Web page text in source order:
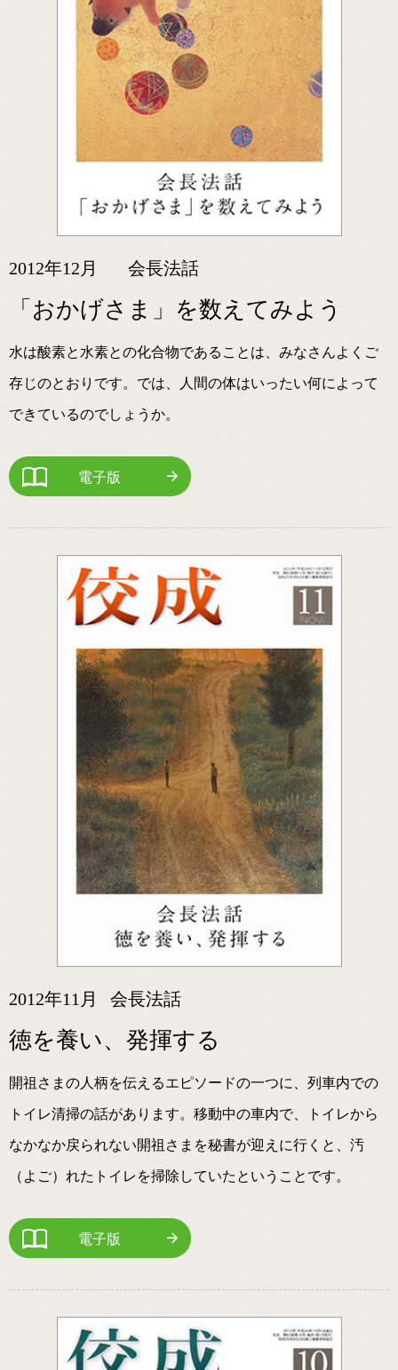
2012年12月 会長法話
「おかげさま」を数えてみよう
水は酸素と水素との化合物であることは、みなさんよくご
存じのとおりです。では、人間の体はいったい何によって
できているのでしょうか。
電子版
2012年11月 会長法話
徳を養い、発揮する
開祖さまの人柄を伝えるエピソードの一つに、列車内での
トイレ清掃の話があります。移動中の車内で、トイレから
なかなか戻られない開祖さまを秘書が迎えに行くと、汚
（よご）れたトイレを掃除していたということです。
電子版